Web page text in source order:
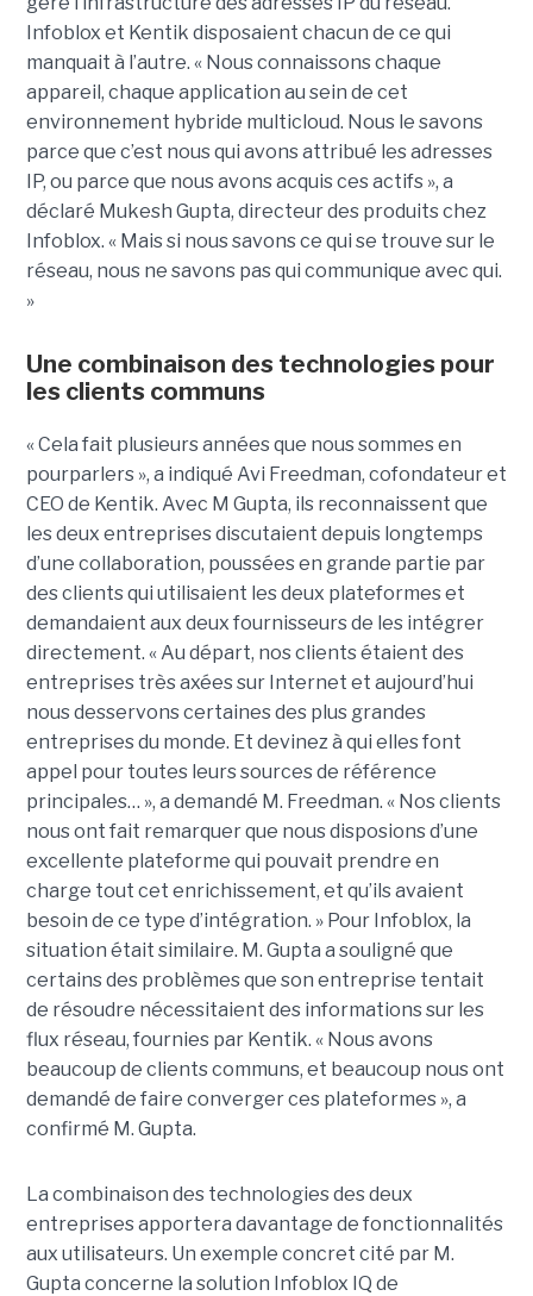
Infoblox et Kentik disposaient chacun de ce qui
manquait à l’autre. « Nous connaissons chaque
appareil, chaque application au sein de cet
environnement hybride multicloud. Nous le savons
parce que c’est nous qui avons attribué les adresses
IP, ou parce que nous avons acquis ces actifs », a
déclaré Mukesh Gupta, directeur des produits chez
Infoblox. « Mais si nous savons ce qui se trouve sur le
réseau, nous ne savons pas qui communique avec qui.
»
Une combinaison des technologies pour
les clients communs
« Cela fait plusieurs années que nous sommes en
pourparlers », a indiqué Avi Freedman, cofondateur et
CEO de Kentik. Avec M Gupta, ils reconnaissent que
les deux entreprises discutaient depuis longtemps
d’une collaboration, poussées en grande partie par
des clients qui utilisaient les deux plateformes et
demandaient aux deux fournisseurs de les intégrer
directement. « Au départ, nos clients étaient des
entreprises très axées sur Internet et aujourd’hui
nous desservons certaines des plus grandes
entreprises du monde. Et devinez à qui elles font
appel pour toutes leurs sources de référence
principales… », a demandé M. Freedman. « Nos clients
nous ont fait remarquer que nous disposions d’une
excellente plateforme qui pouvait prendre en
charge tout cet enrichissement, et qu’ils avaient
besoin de ce type d’intégration. » Pour Infoblox, la
situation était similaire. M. Gupta a souligné que
certains des problèmes que son entreprise tentait
de résoudre nécessitaient des informations sur les
flux réseau, fournies par Kentik. « Nous avons
beaucoup de clients communs, et beaucoup nous ont
demandé de faire converger ces plateformes », a
confirmé M. Gupta.
La combinaison des technologies des deux
entreprises apportera davantage de fonctionnalités
aux utilisateurs. Un exemple concret cité par M.
Gupta concerne la solution Infoblox IQ de